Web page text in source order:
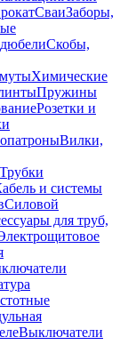
СваиЗаборы,
Скобы,
Химические
Пружины
Розетки и
Вилки,
Трубки
и системы
Силовой
для труб,
Выключатели